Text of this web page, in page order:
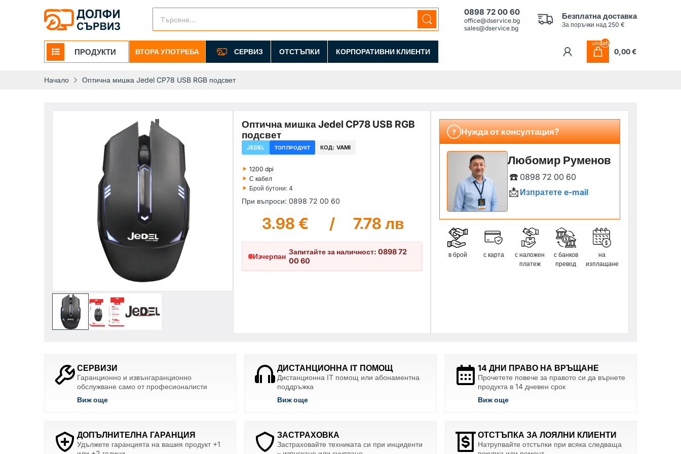
0898 72 00 60
office@dservice.bg
sales@dservice.bg
Безплатна доставка
За поръчки над 250 €
ПРОДУКТИ ВТОРА УПОТРЕБА СЕРВИЗ ОТСТЪПКИ КОРПОРАТИВНИ КЛИЕНТИ
undefined
0,00 €
Начало Оптична мишка Jedel CP78 USB RGB подсвет
Оптична мишка Jedel CP78 USB RGB
подсвет
JEDEL ТОП ПРОДУКТ КОД: VAMI
‣ 1200 dpi
‣ С кабел
‣ Брой бутони: 4
При въпроси: 0898 72 00 60
3.98 € / 7.78 лв
Изчерпан
Запитайте за наличност: 0898 72
00 60
? Нужда от консултация?
Любомир Руменов
☎️ 0898 72 00 60
📩 Изпратете e-mail
в брой с карта
с наложен
платеж
с банков
превод
на
изплащане
СЕРВИЗИ
Гаранционно и извънгаранционно
обслужване само от професионалисти
Виж още
ДИСТАНЦИОННА IT ПОМОЩ
Дистанционна IT помощ или абонаментна
поддръжка
Виж още
14 ДНИ ПРАВО НА ВРЪЩАНЕ
Прочетете повече за правото си да върнете
продукта в 14 дневен срок
Виж още
ДОПЪЛНИТЕЛНА ГАРАНЦИЯ
Удължете гаранцията на вашия продукт +1
ЗАСТРАХОВКА
Застраховайте техниката си при инциденти
ОТСТЪПКА ЗА ЛОЯЛНИ КЛИЕНТИ
Натрупвайте отстъпки при всяка следваща